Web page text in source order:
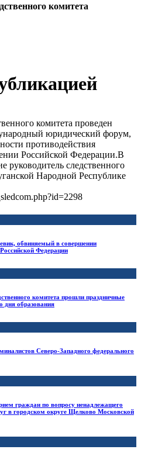
комитета
комитета проведен
юридический форум,
противодействия
Российской Федерации.В
руководитель следственного
Народной Республике
обвиняемый в совершении
Федерации
комитета прошли праздничные
дня образования
Северо-Западного федерального
граждан по вопросу ненадлежащего
в городском округе Щелково Московской